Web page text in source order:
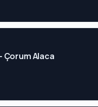
Çorum Alaca